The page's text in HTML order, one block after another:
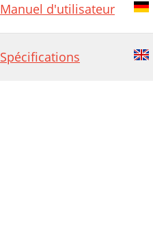
Manuel d'utilisateur
Spécifications